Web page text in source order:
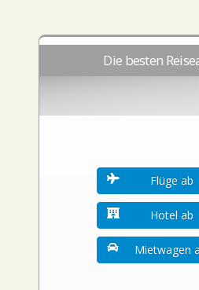
Die besten
Flüge ab
Hotel ab
Mietwagen